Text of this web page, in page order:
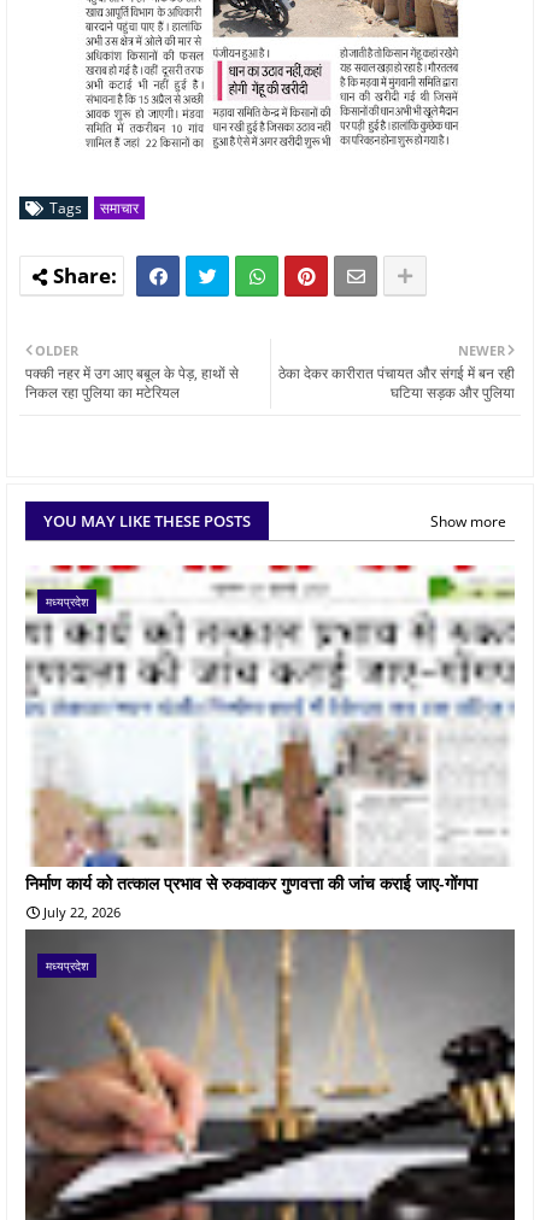
Tags समाचार
NEWER
ठेका देकर कारीरात पंचायत और संगई में बन रही
घटिया सड़क और पुलिया
OLDER
पक्की नहर में उग आए बबूल के पेड़, हाथों से
निकल रहा पुलिया का मटेरियल
YOU MAY LIKE THESE POSTS Show more
मध्यप्रदेश
निर्माण कार्य को तत्काल प्रभाव से रुकवाकर गुणवत्ता की जांच कराई जाए-गोंगपा
July 22, 2026
मध्यप्रदेश